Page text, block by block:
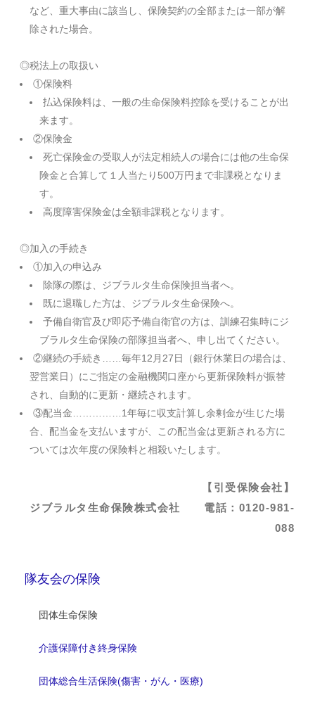
など、重大事由に該当し、保険契約の全部または一部が解
除された場合。
◎税法上の取扱い
①保険料
払込保険料は、一般の生命保険料控除を受けることが出
来ます。
②保険金
死亡保険金の受取人が法定相続人の場合には他の生命保
険金と合算して１人当たり500万円まで非課税となりま
す。
高度障害保険金は全額非課税となります。
◎加入の手続き
①加入の申込み
除隊の際は、ジブラルタ生命保険担当者へ。
既に退職した方は、ジブラルタ生命保険へ。
予備自衛官及び即応予備自衛官の方は、訓練召集時にジ
ブラルタ生命保険の部隊担当者へ、申し出てください。
②継続の手続き……毎年12月27日（銀行休業日の場合は、
翌営業日）にご指定の金融機関口座から更新保険料が振替
され、自動的に更新・継続されます。
③配当金……………1年毎に収支計算し余剰金が生じた場
合、配当金を支払いますが、この配当金は更新される方に
ついては次年度の保険料と相殺いたします。
【引受保険会社】
ジブラルタ生命保険株式会社 電話：0120-981-
088
隊友会の保険
団体生命保険
介護保障付き終身保険
団体総合生活保険(傷害・がん・医療)